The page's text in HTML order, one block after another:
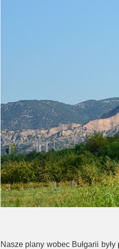
Nasze plany wobec Bułgarii